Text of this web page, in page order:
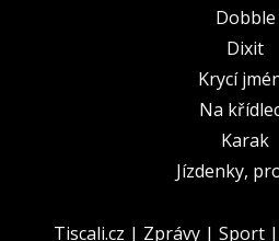
Dobble
Dixit
Krycí
Na
Karak
Jízdenky,
Tiscali.cz | Zprávy | Sport |